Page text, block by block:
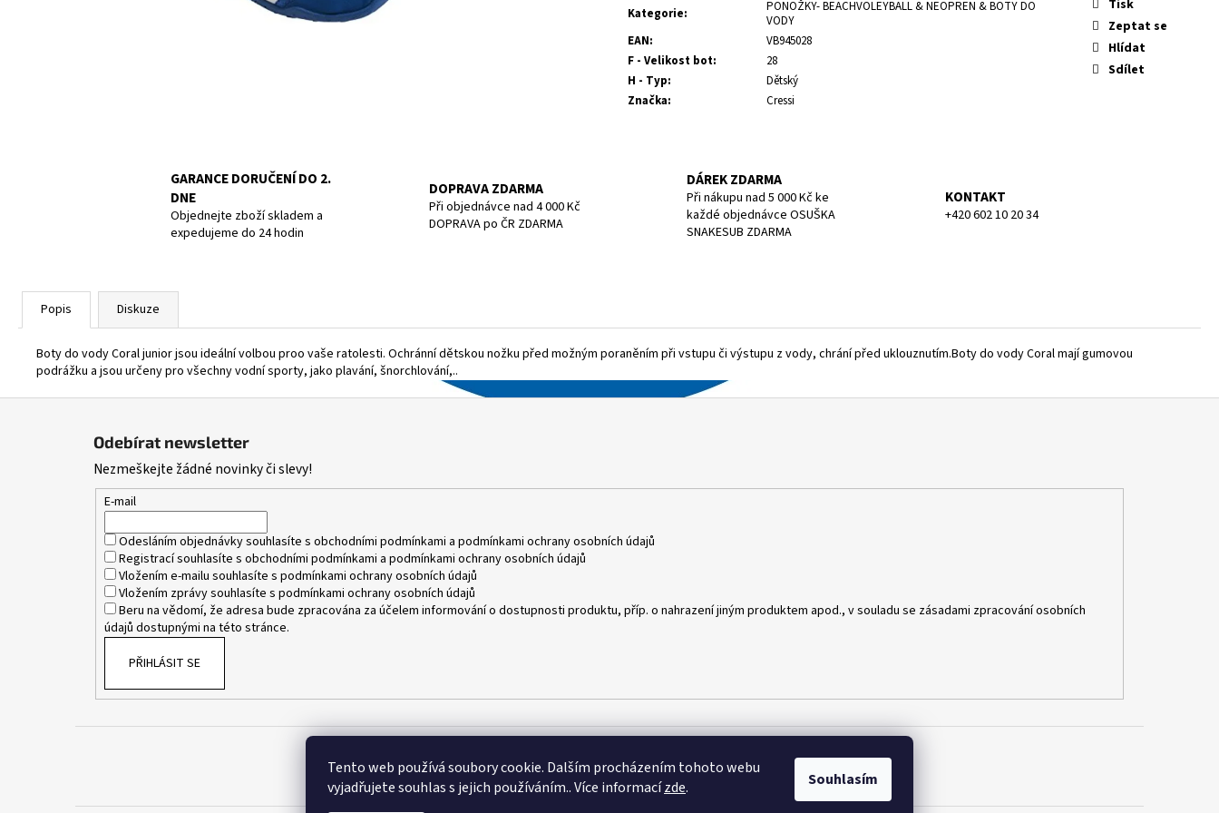
Tento web používá soubory cookie. Dalším procházením tohoto webu
vyjadřujete souhlas s jejich používáním.. Více informacízde. Souhlasím
Kategorie:
PONOŽKY- BEACHVOLEYBALL & NEOPREN & BOTY DO
VODY
EAN:
VB945028
F - Velikost bot:
28
H - Typ:
Dětský
Značka: Cressi
Tisk
Zeptat se
Hlídat
Sdílet
GARANCE DORUČENÍ DO 2.
DNE
Objednejte zboží skladem a
expedujeme do 24 hodin
DOPRAVA ZDARMA
Při objednávce nad 4 000 Kč
DOPRAVA po ČR ZDARMA
DÁREK ZDARMA
Při nákupu nad 5 000 Kč ke
každé objednávce OSUŠKA
SNAKESUB ZDARMA
KONTAKT
+420 602 10 20 34
Popis Diskuze
Boty do vody Coral junior jsou ideální volbou proo vaše ratolesti. Ochránní dětskou nožku před možným poraněním při vstupu či výstupu z vody, chrání před uklouznutím.Boty do vody Coral mají gumovou
podrážku a jsou určeny pro všechny vodní sporty, jako plavání, šnorchlování,..
Odebírat newsletter
Nezmeškejte žádné novinky či slevy!
E-mail
Odesláním objednávky souhlasíte s obchodními podmínkami a podmínkami ochrany osobních údajů
Registrací souhlasíte s obchodními podmínkami a podmínkami ochrany osobních údajů
Vložením e-mailu souhlasíte s podmínkami ochrany osobních údajů
Vložením zprávy souhlasíte s podmínkami ochrany osobních údajů
Beru na vědomí, že adresa bude zpracována za účelem informování o dostupnosti produktu, příp. o nahrazení jiným produktem apod., v souladu se zásadami zpracování osobních
údajů dostupnými na této stránce.
PŘIHLÁSIT SE